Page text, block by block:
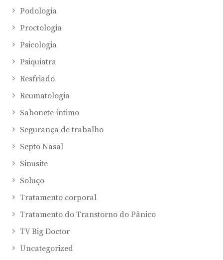
Podologia
Proctologia
Psicologia
Psiquiatra
Resfriado
Reumatologia
Sabonete íntimo
Segurança de trabalho
Septo Nasal
Sinusite
Soluço
Tratamento corporal
Tratamento do Transtorno do Pânico
TV Big Doctor
Uncategorized